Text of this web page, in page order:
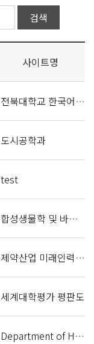
사이트명
전북대학교 한국어학과
도시공학과
test
합성생물학 및 바이오신소재개발 연구실 (Synthetic Biology and Biomaterials Lab,SBBL)
제약산업 미래인력 양성센터 홈페이지
세계대학평가 평판도
Department of History